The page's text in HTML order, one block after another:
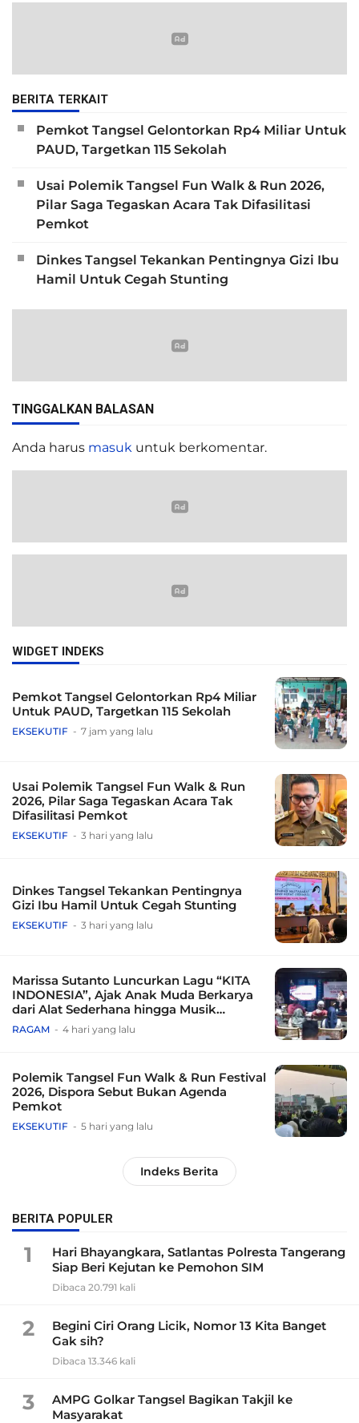
BERITA TERKAIT
Pemkot Tangsel Gelontorkan Rp4 Miliar Untuk
PAUD, Targetkan 115 Sekolah
Usai Polemik Tangsel Fun Walk & Run 2026,
Pilar Saga Tegaskan Acara Tak Difasilitasi
Pemkot
Dinkes Tangsel Tekankan Pentingnya Gizi Ibu
Hamil Untuk Cegah Stunting
TINGGALKAN BALASAN
Anda harus masuk untuk berkomentar.
WIDGET INDEKS
Pemkot Tangsel Gelontorkan Rp4 Miliar
Untuk PAUD, Targetkan 115 Sekolah
EKSEKUTIF 7 jam yang lalu
Usai Polemik Tangsel Fun Walk & Run
2026, Pilar Saga Tegaskan Acara Tak
Difasilitasi Pemkot
EKSEKUTIF 3 hari yang lalu
Dinkes Tangsel Tekankan Pentingnya
Gizi Ibu Hamil Untuk Cegah Stunting
EKSEKUTIF 3 hari yang lalu
Marissa Sutanto Luncurkan Lagu “KITA
INDONESIA”, Ajak Anak Muda Berkarya
dari Alat Sederhana hingga Musik
Tradisional
RAGAM 4 hari yang lalu
Polemik Tangsel Fun Walk & Run Festival
2026, Dispora Sebut Bukan Agenda
Pemkot
EKSEKUTIF 5 hari yang lalu
Indeks Berita
BERITA POPULER
1
Hari Bhayangkara, Satlantas Polresta Tangerang
Siap Beri Kejutan ke Pemohon SIM
Dibaca 20.791 kali
2
Begini Ciri Orang Licik, Nomor 13 Kita Banget
Gak sih?
Dibaca 13.346 kali
3
AMPG Golkar Tangsel Bagikan Takjil ke
Masyarakat